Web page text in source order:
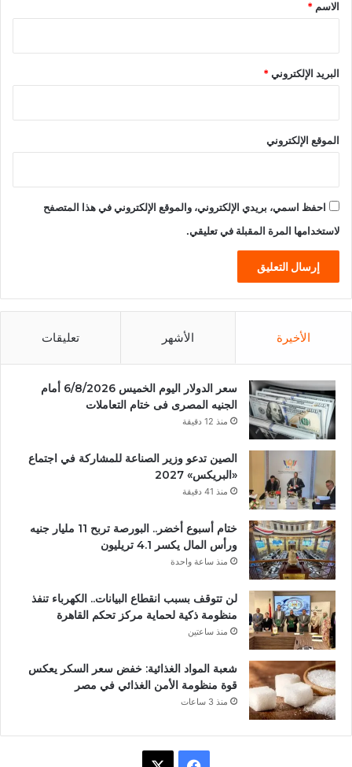
الاسم *
البريد الإلكتروني*
الموقع الإلكتروني
احفظ اسمي، بريدي الإلكتروني، والموقع الإلكتروني في هذا المتصفح
لاستخدامها المرة المقبلة في تعليقي.
الأخيرة الأشهر تعليقات
سعر الدولار اليوم الخميس 6/8/2026 أمام
الجنيه المصرى فى ختام التعاملات
منذ 12 دقيقة
الصين تدعو وزير الصناعة للمشاركة في اجتماع
«البريكس» 2027
منذ 41 دقيقة
ختام أسبوع أخضر.. البورصة تربح 11 مليار جنيه
ورأس المال يكسر 4.1 تريليون
منذ ساعة واحدة
لن تتوقف بسبب انقطاع البيانات.. الكهرباء تنفذ
منظومة ذكية لحماية مركز تحكم القاهرة
منذ ساعتين
شعبة المواد الغذائية: خفض سعر السكر يعكس
قوة منظومة الأمن الغذائي في مصر
منذ 3 ساعات